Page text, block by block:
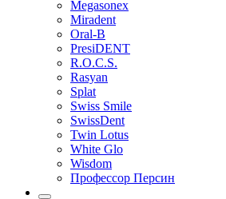
Megasonex
Miradent
Oral-B
PresiDENT
R.O.C.S.
Rasyan
Splat
Swiss Smile
SwissDent
Twin Lotus
White Glo
Wisdom
Профессор Персин